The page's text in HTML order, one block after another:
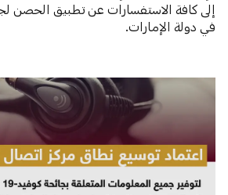
إلى كافة الاستفسارات عن تطبيق الحصن
في دولة الإمارات.